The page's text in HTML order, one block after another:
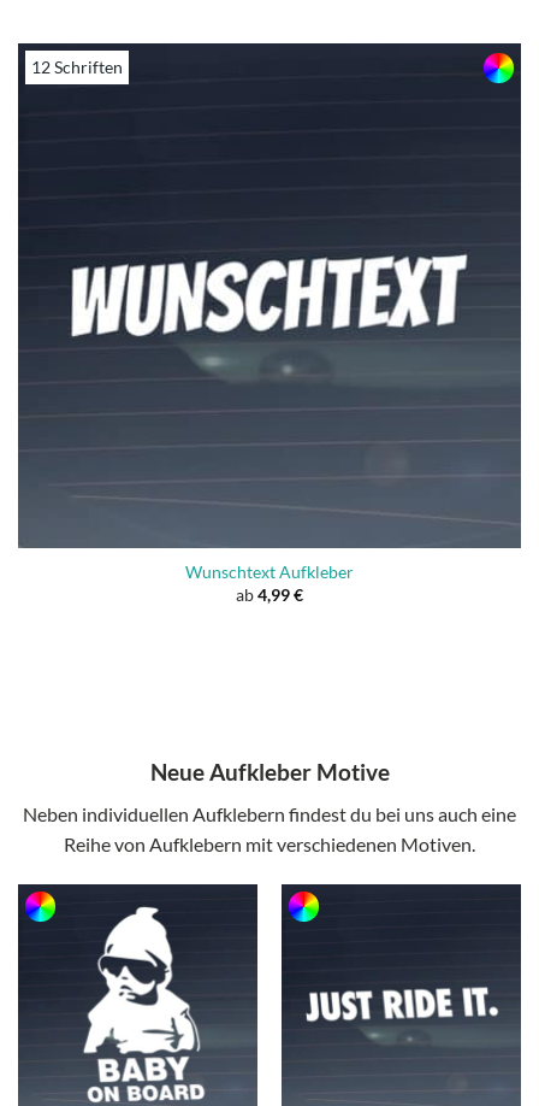
12 Schriften
Wunschtext Aufkleber
ab4,99€
Neue Aufkleber Motive
Neben individuellen Aufklebern findest du bei uns auch eine
Reihe von Aufklebern mit verschiedenen Motiven.